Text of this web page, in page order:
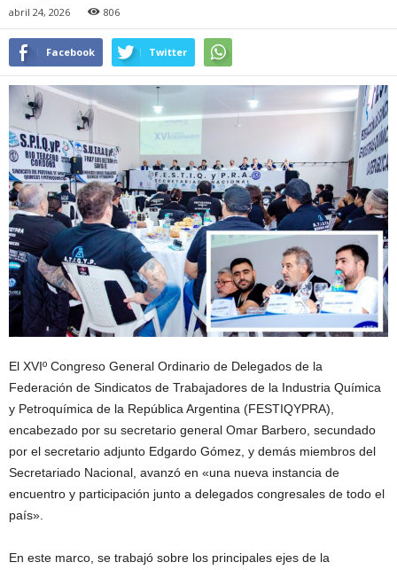
abril 24, 2026 806
Facebook Twitter
El XVIº Congreso General Ordinario de Delegados de la
Federación de Sindicatos de Trabajadores de la Industria Química
y Petroquímica de la República Argentina (FESTIQYPRA),
encabezado por su secretario general Omar Barbero, secundado
por el secretario adjunto Edgardo Gómez, y demás miembros del
Secretariado Nacional, avanzó en «una nueva instancia de
encuentro y participación junto a delegados congresales de todo el
país».
En este marco, se trabajó sobre los principales ejes de la